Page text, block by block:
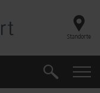
Standorte
Suche